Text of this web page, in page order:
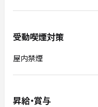
受動喫煙対策
屋内禁煙
昇給・賞与